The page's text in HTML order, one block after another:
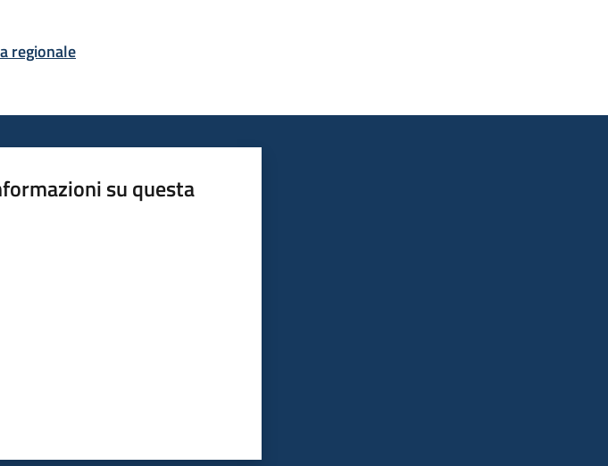
regionale
su questa